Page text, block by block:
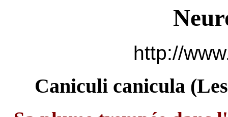
http://
Caniculi canicula (